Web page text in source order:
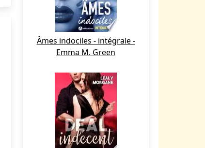
Âmes indociles - intégrale -
Emma M. Green